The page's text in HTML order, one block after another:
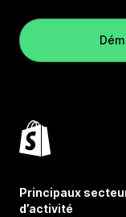
Principaux
d’activité